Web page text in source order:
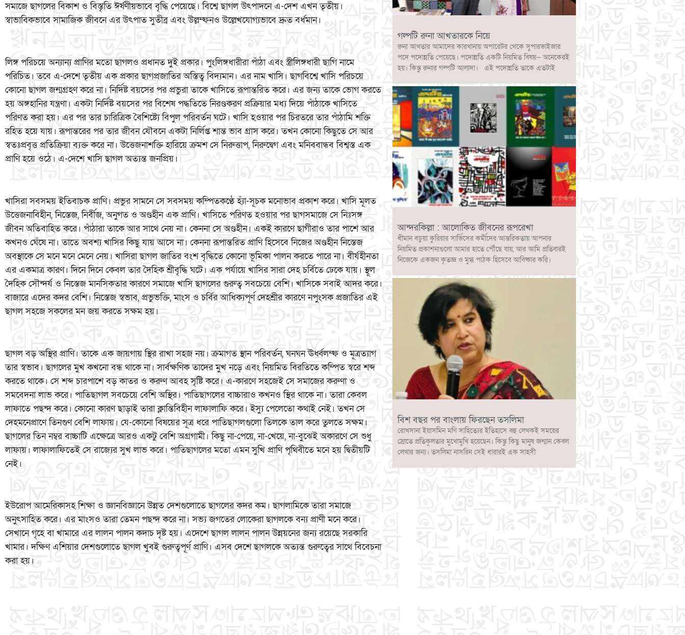
সমাজে ছাগলের বিকাশ ও বিস্তৃতি ঈর্ষণীয়ভাবে বৃদ্ধি পেয়েছে। বিশ্বে ছাগল উৎপাদনে এ-দেশ এখন তৃতীয়।
স্বাভাবিকভাবে সামাজিক জীবনে এর উৎপাত সুতীব্র এবং উল্লম্ফনও উল্লেখযোগ্যভাবে দ্রুত বর্ধমান।
লিঙ্গ পরিচয়ে অন্যান্য প্রাণির মতো ছাগলও প্রধানত দুই প্রকার। পুংলিঙ্গধারীরা পাঁঠা এবং স্ত্রীলিঙ্গধারী ছাগি নামে
পরিচিত। তবে এ-দেশে তৃতীয় এক প্রকার ছাগপ্রজাতির অস্তিত্ব বিদ্যমান। এর নাম খাসি। ছাগবিশ্বে খাসি পরিচয়ে
কোনো ছাগল জন্মগ্রহণ করে না। নির্দিষ্ট বয়সের পর প্রভুরা তাকে খাসিতে রূপান্তরিত করে। এর জন্য তাকে ভোগ করতে
হয় অঙ্গহানির যন্ত্রণা। একটা নির্দিষ্ট বয়সের পর বিশেষ পদ্ধতিতে নিরণ্ডকরণ প্রক্রিয়ার মধ্য দিয়ে পাঁঠাকে খাসিতে
পরিণত করা হয়। এর পর তার চারিত্রিক বৈশিষ্ট্যে বিপুল পরিবর্তন ঘটে। খাসি হওয়ার পর চিরতরে তার পাঁঠামি শক্তি
রহিত হয়ে যায়। রূপান্তরের পর তার জীবন যৌবনে একটা নির্লিপ্ত শান্ত ভাব গ্রাস করে। তখন কোনো কিছুতে সে আর
স্বতঃপ্রবৃত্ত প্রতিক্রিয়া ব্যক্ত করে না। উত্তেজনাশক্তি হারিয়ে ক্রমশ সে নিরুত্তাপ, নিরুদ্বেগ এবং মনিববান্ধব বিশ্বস্ত এক
প্রাণি হয়ে ওঠে। এ-দেশে খাসি ছাগল অত্যন্ত জনপ্রিয়।
খাসিরা সবসময় ইতিবাচক প্রাণি। প্রভুর সামনে সে সবসময় কম্পিতকণ্ঠে হ্যাঁ-সূচক মনোভাব প্রকাশ করে। খাসি মূলত
উত্তেজনাবিহীন, নিস্তেজ, নির্বীজ, অনুগত ও অণ্ডহীন এক প্রাণি। খাসিতে পরিণত হওয়ার পর ছাগসমাজে সে নিঃসঙ্গ
জীবন অতিবাহিত করে। পাঁঠারা তাকে আর সাথে নেয় না। কেননা সে অণ্ডহীন। একই কারণে ছাগীরাও তার পাশে আর
কখনও ঘেঁষে না। তাতে অবশ্য খাসির কিছু যায় আসে না। কেননা রূপান্তরিত প্রাণি হিসেবে নিজের অণ্ডহীন নিস্তেজ
অবস্থাকে সে মনে মনে মেনে নেয়। খাসিরা ছাগল জাতির বংশ বৃদ্ধিতে কোনো ভূমিকা পালন করতে পারে না। বীর্যহীনতা
এর একমাত্র কারণ। দিনে দিনে কেবল তার দৈহিক শ্রীবৃদ্ধি ঘটে। এক পর্যায়ে খাসির সারা দেহ চর্বিতে ঢেকে যায়। স্থূল
দৈহিক সৌন্দর্য ও নিস্তেজ মানসিকতার কারণে সমাজে খাসি ছাগলের গুরুত্ব সবচেয়ে বেশি। খাসিকে সবাই আদর করে।
বাজারে এদের কদর বেশি। নিস্তেজ স্বভাব, প্রভুভক্তি, মাংস ও চর্বির আধিক্যপূর্ণ দেহশ্রীর কারণে নপুংসক প্রজাতির এই
ছাগল সহজে সকলের মন জয় করতে সক্ষম হয়।
ছাগল বড় অস্থির প্রাণি। তাকে এক জায়গায় স্থির রাখা সহজ নয়। ক্রমাগত স্থান পরিবর্তন, ঘনঘন ঊর্ধ্বলম্ফ ও মূত্রত্যাগ
তার স্বভাব। ছাগলের মুখ কখনো বন্ধ থাকে না। সার্বক্ষণিক তাদের মুখ নড়ে এবং নিয়মিত বিরতিতে কম্পিত স্বরে শব্দ
করতে থাকে। সে শব্দ চারপাশে বড় কাতর ও করুণ আবহ সৃষ্টি করে। এ-কারণে সহজেই সে সমাজের করুণা ও
সমবেদনা লাভ করে। পাতিছাগল সবচেয়ে বেশি অস্থির। পাতিছাগলের বাচ্চারাও কখনও স্থির থাকে না। তারা কেবল
লাফাতে পছন্দ করে। কোনো কারণ ছাড়াই তারা ক্লান্তিবিহীন লাফালাফি করে। ইস্যু পেলেতো কথাই নেই। তখন সে
দেহমনেপ্রাণে তিনগুণ বেশি লাফায়। যে-কোনো বিষয়ের সূত্র ধরে পাতিছাগলগুলো তিলকে তাল করে তুলতে সক্ষম।
ছাগলের তিন নম্বর বাচ্চাটি এক্ষেত্রে আরও একটু বেশি অগ্রগামী। কিছু না-পেয়ে, না-খেয়ে, না-বুঝেই অকারণে সে শুধু
লাফায়। লাফালাফিতেই সে রাজ্যের সুখ লাভ করে। পাতিছাগলের মতো এমন সুখি প্রাণি পৃথিবীতে মনে হয় দ্বিতীয়টি
নেই।
ইউরোপ আমেরিকাসহ শিক্ষা ও জ্ঞানবিজ্ঞানে উন্নত দেশগুলোতে ছাগলের কদর কম। ছাগলামিকে তারা সমাজে
অনুৎসাহিত করে। এর মাংসও তারা তেমন পছন্দ করে না। সভ্য জগতের লোকেরা ছাগলকে বন্য প্রাণী মনে করে।
সেখানে গৃহে বা খামারে এর লালন পালন কদাচ দৃষ্ট হয়। এদেশে ছাগল লালন পালন উন্নয়নের জন্য রয়েছে সরকারি
খামার। দক্ষিণ এশিয়ার দেশগুলোতে ছাগল খুবই গুরুত্বপূর্ণ প্রাণি। এসব দেশে ছাগলকে অত্যন্ত গুরুত্বের সাথে বিবেচনা
করা হয়।
গল্পটি রুনা আখতারকে নিয়ে
রুনা আখতার আমাদের কারখানায় অপারেটর থেকে সুপারভাইজার
পদে পদোন্নতি পেয়েছে। পদোন্নতি একটি নিয়মিত বিষয়— অনেকেরই
হয়। কিন্তু রুনার গল্পটি আলাদা। এই পদোন্নতি তাকে এতটাই
আন্দরকিল্লা : আলোকিত জীবনের রূপরেখা
ধীমান বড়ুয়া কুরিয়ার সার্ভিসের কর্মীদের আন্তরিকতায় আপনার
নিয়মিত প্রকাশনাগুলো আমার হাতে পৌঁছে যায়, আর আমি প্রতিবারই
নিজেকে একজন কৃতজ্ঞ ও মুগ্ধ পাঠক হিসেবে আবিষ্কার করি।
বিশ বছর পর বাংলায় ফিরছেন তসলিমা
রোখসানা ইয়াসমিন মণি সাহিত্যের ইতিহাসে বহু লেখকই সময়ের
স্রোতে প্রতিকূলতার মুখোমুখি হয়েছেন। কিন্তু কিছু মানুষ জন্মান কেবল
লেখার জন্য। তসলিমা নাসরিন সেই ধারারই এক সাহসী